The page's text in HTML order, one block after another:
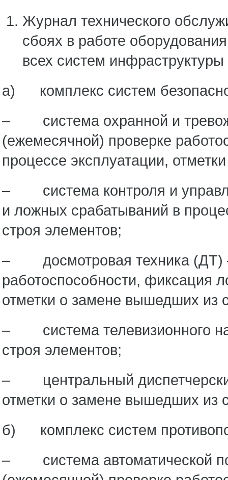
Журнал технического
сбоях в работе
всех систем
а) комплекс систем
– система охранной и
(ежемесячной) проверке
процессе эксплуатации,
– система контроля и
и ложных срабатываний в
строя элементов;
– досмотровая техника (ДТ)
работоспособности, фиксация
отметки о замене вышедших из
– система телевизионного
строя элементов;
– центральный
отметки о замене вышедших из
б) комплекс систем
– система автоматической